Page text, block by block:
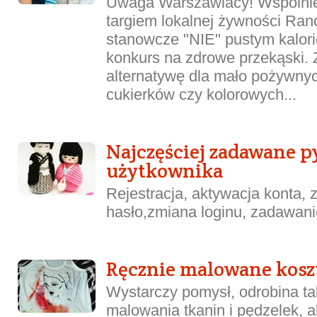
targiem lokalnej żywności
stanowcze "NIE" pustym
konkurs na zdrowe przekąski.
alternatywę dla mało
cukierków czy kolorowych...
Najczęściej zadawane
użytkownika
Rejestracja, aktywacja konta,
hasło,zmiana loginu,
Ręcznie malowane
Wystarczy pomysł, odrobina
malowania tkanin i pędzelek,